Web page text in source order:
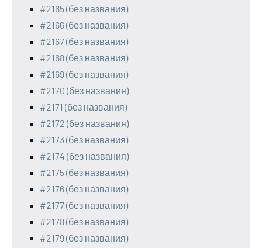
#2165 (без названия)
#2166 (без названия)
#2167 (без названия)
#2168 (без названия)
#2169 (без названия)
#2170 (без названия)
#2171 (без названия)
#2172 (без названия)
#2173 (без названия)
#2174 (без названия)
#2175 (без названия)
#2176 (без названия)
#2177 (без названия)
#2178 (без названия)
#2179 (без названия)